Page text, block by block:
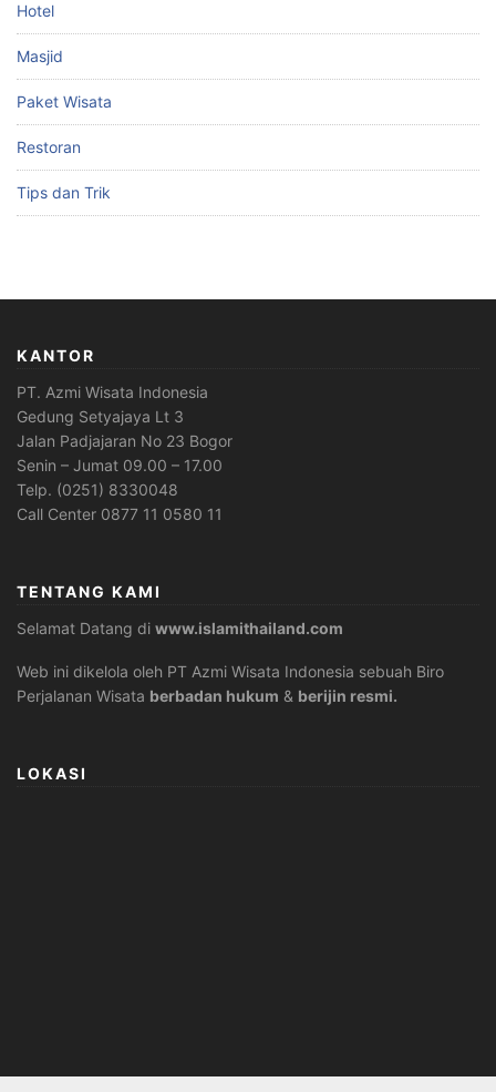
Hotel
Masjid
Paket Wisata
Restoran
Tips dan Trik
KANTOR
PT. Azmi Wisata Indonesia
Gedung Setyajaya Lt 3
Jalan Padjajaran No 23 Bogor
Senin – Jumat 09.00 – 17.00
Telp. (0251) 8330048
Call Center 0877 11 0580 11
TENTANG KAMI
Selamat Datang di www.islamithailand.com
Web ini dikelola oleh PT Azmi Wisata Indonesia sebuah Biro
Perjalanan Wisata berbadan hukum & berijin resmi.
LOKASI